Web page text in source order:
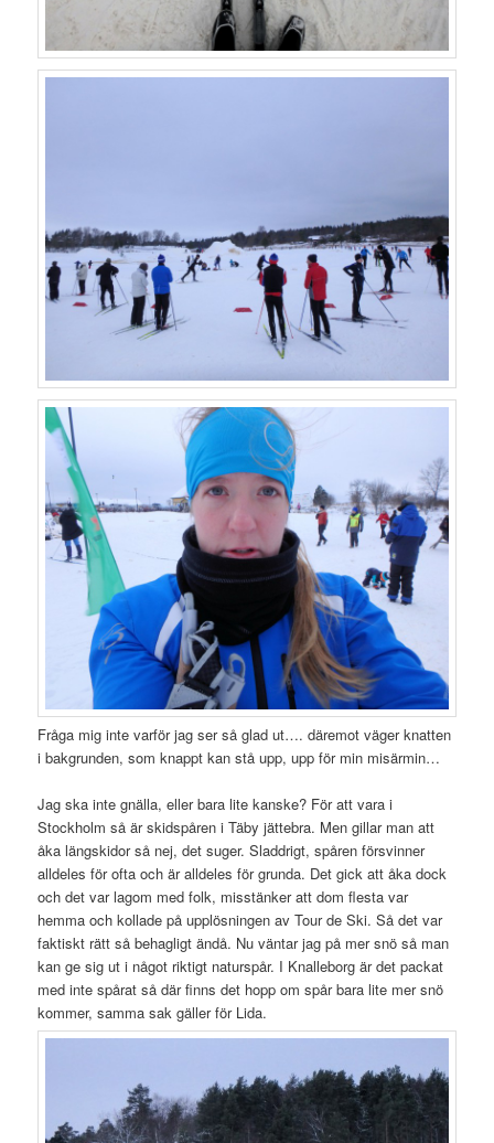
Fråga mig inte varför jag ser så glad ut…. däremot väger knatten
i bakgrunden, som knappt kan stå upp, upp för min misärmin…
Jag ska inte gnälla, eller bara lite kanske? För att vara i
Stockholm så är skidspåren i Täby jättebra. Men gillar man att
åka längskidor så nej, det suger. Sladdrigt, spåren försvinner
alldeles för ofta och är alldeles för grunda. Det gick att åka dock
och det var lagom med folk, misstänker att dom flesta var
hemma och kollade på upplösningen av Tour de Ski. Så det var
faktiskt rätt så behagligt ändå. Nu väntar jag på mer snö så man
kan ge sig ut i något riktigt naturspår. I Knalleborg är det packat
med inte spårat så där finns det hopp om spår bara lite mer snö
kommer, samma sak gäller för Lida.